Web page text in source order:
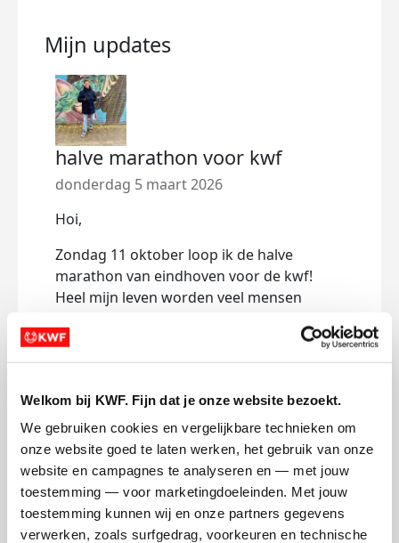
Welkom bij KWF. Fijn dat je onze website bezoekt.
We gebruiken cookies en vergelijkbare technieken om
onze website goed te laten werken, het gebruik van onze
website en campagnes te analyseren en — met jouw
toestemming — voor marketingdoeleinden. Met jouw
toestemming kunnen wij en onze partners gegevens
verwerken, zoals surfgedrag, voorkeuren en technische
Mijn updates
halve marathon voor kwf
donderdag 5 maart 2026
Hoi,
Zondag 11 oktober loop ik de halve
marathon van eindhoven voor de kwf!
Heel mijn leven worden veel mensen
en heb hier altijd al iets voor willen doen!
Dit jaar word het dat jaar!
Deel op
Mijn activiteiten volgen